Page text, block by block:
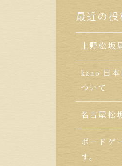
最近の投
上野松坂
kano 日
ついて
名古屋松
ボードゲ
す。